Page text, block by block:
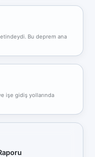
Bu deprem ana
işe gidiş yollarında